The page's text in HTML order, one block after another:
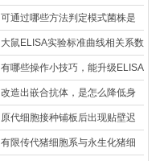
剂盒，适用检测场景存在哪些差
异？
可通过哪些方法判定模式菌株是
否存在杂菌污染？
大鼠ELISA实验标准曲线相关系数
偏低，可从哪些维度开展问题排
查？
有哪些操作小技巧，能升级ELISA
的LOD与LOQ性能？
改造出嵌合抗体，是怎么降低身
体生成抗鼠抗体（HAMA）的？
原代细胞接种铺板后出现贴壁迟
缓、悬浮细胞数量偏多的现象的
有限传代猪细胞系与永生化猪细